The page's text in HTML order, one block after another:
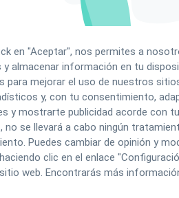
a
la solicitud de alta con los
servicio a vincular,
el profesional al perfil
en "Aceptar", nos permites a
y almacenar información en tu
para mejorar el uso de nuestros
y, con tu consentimiento,
y mostrarte publicidad acorde con
no se llevará a cabo ningún
Puedes cambiar de opinión y
clic en el enlace
web. Encontrarás más